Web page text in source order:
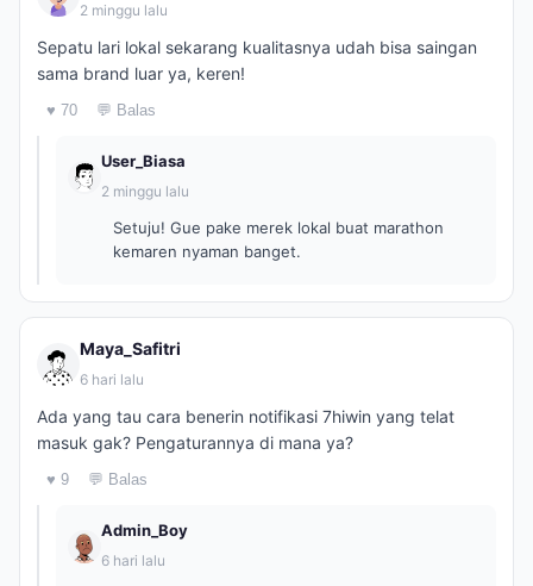
2 minggu lalu
Sepatu lari lokal sekarang kualitasnya udah bisa saingan
sama brand luar ya, keren!
♥ 70 💬 Balas
User_Biasa
2 minggu lalu
Setuju! Gue pake merek lokal buat marathon
kemaren nyaman banget.
Maya_Safitri
6 hari lalu
Ada yang tau cara benerin notifikasi 7hiwin yang telat
masuk gak? Pengaturannya di mana ya?
♥ 9 💬 Balas
Admin_Boy
6 hari lalu